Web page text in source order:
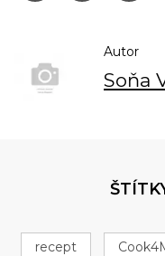
Autor
Soňa
recept